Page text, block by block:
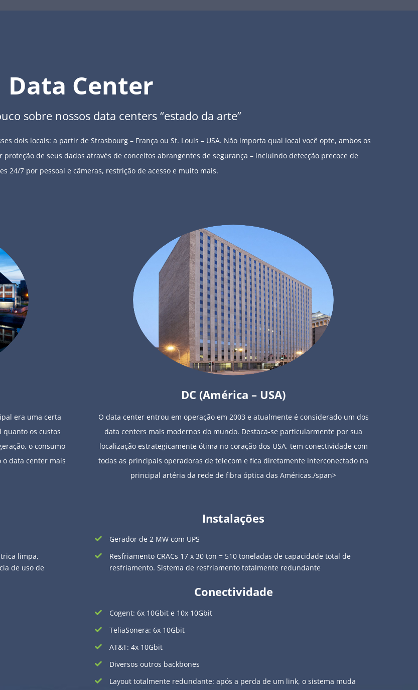
Data Center
sobre nossos data centers “estado da arte”
dois locais: a partir de Strasbourg – França ou St. Louis – USA. Não importa qual local você opte, ambos os
de seus dados através de conceitos abrangentes de segurança – incluindo detecção precoce de
24/7 por pessoal e câmeras, restrição de acesso e muito mais.
era uma certa
os custos
o consumo
data center mais
DC (América – USA)
O data center entrou em operação em 2003 e atualmente é considerado um dos
data centers mais modernos do mundo. Destaca-se particularmente por sua
localização estrategicamente ótima no coração dos USA, tem conectividade com
todas as principais operadoras de telecom e fica diretamente interconectado na
principal artéria da rede de fibra óptica das Américas./span>
limpa,
de uso de
Instalações
Gerador de 2 MW com UPS
Resfriamento CRACs 17 x 30 ton = 510 toneladas de capacidade total de
resfriamento. Sistema de resfriamento totalmente redundante
Conectividade
Cogent: 6x 10Gbit e 10x 10Gbit
TeliaSonera: 6x 10Gbit
AT&T: 4x 10Gbit
Diversos outros backbones
Layout totalmente redundante: após a perda de um link, o sistema muda